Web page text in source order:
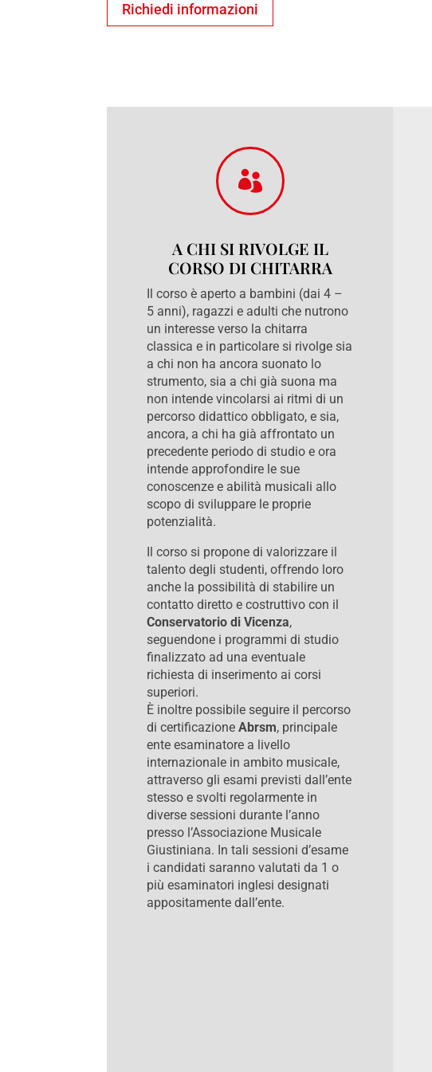
Richiedi informazioni

A CHI SI RIVOLGE IL
CORSO DI CHITARRA
Il corso è aperto a bambini (dai 4 –
5 anni), ragazzi e adulti che nutrono
un interesse verso la chitarra
classica e in particolare si rivolge sia
a chi non ha ancora suonato lo
strumento, sia a chi già suona ma
non intende vincolarsi ai ritmi di un
percorso didattico obbligato, e sia,
ancora, a chi ha già affrontato un
precedente periodo di studio e ora
intende approfondire le sue
conoscenze e abilità musicali allo
scopo di sviluppare le proprie
potenzialità.
Il corso si propone di valorizzare il
talento degli studenti, offrendo loro
anche la possibilità di stabilire un
contatto diretto e costruttivo con il
Conservatorio di Vicenza,
seguendone i programmi di studio
finalizzato ad una eventuale
richiesta di inserimento ai corsi
superiori.
È inoltre possibile seguire il percorso
di certificazioneAbrsm, principale
ente esaminatore a livello
internazionale in ambito musicale,
attraverso gli esami previsti dall’ente
stesso e svolti regolarmente in
diverse sessioni durante l’anno
presso l’Associazione Musicale
Giustiniana. In tali sessioni d’esame
i candidati saranno valutati da 1 o
più esaminatori inglesi designati
appositamente dall’ente.